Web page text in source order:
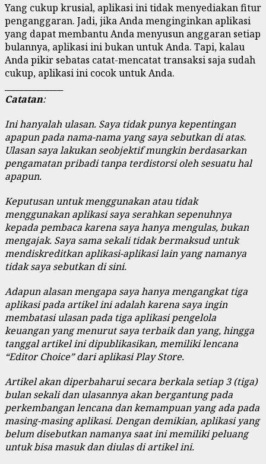
Yang cukup krusial, aplikasi ini tidak menyediakan fitur
penganggaran. Jadi, jika Anda menginginkan aplikasi
yang dapat membantu Anda menyusun anggaran setiap
bulannya, aplikasi ini bukan untuk Anda. Tapi, kalau
Anda pikir sebatas catat-mencatat transaksi saja sudah
cukup, aplikasi ini cocok untuk Anda.
Catatan:
Ini hanyalah ulasan. Saya tidak punya kepentingan
apapun pada nama-nama yang saya sebutkan di atas.
Ulasan saya lakukan seobjektif mungkin berdasarkan
pengamatan pribadi tanpa terdistorsi oleh sesuatu hal
apapun.
Keputusan untuk menggunakan atau tidak
menggunakan aplikasi saya serahkan sepenuhnya
kepada pembaca karena saya hanya mengulas, bukan
mengajak. Saya sama sekali tidak bermaksud untuk
mendiskreditkan aplikasi-aplikasi lain yang namanya
tidak saya sebutkan di sini.
Adapun alasan mengapa saya hanya mengangkat tiga
aplikasi pada artikel ini adalah karena saya ingin
membatasi ulasan pada tiga aplikasi pengelola
keuangan yang menurut saya terbaik dan yang, hingga
tanggal artikel ini dipublikasikan, memiliki lencana
“Editor Choice” dari aplikasi Play Store.
Artikel akan diperbaharui secara berkala setiap 3 (tiga)
bulan sekali dan ulasannya akan bergantung pada
perkembangan lencana dan kemampuan yang ada pada
masing-masing aplikasi. Dengan demikian, aplikasi yang
belum disebutkan namanya saat ini memiliki peluang
untuk bisa masuk dan diulas di artikel ini.